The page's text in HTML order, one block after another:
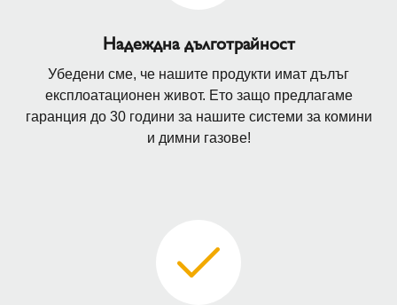
Надеждна дълготрайност
Убедени сме, че нашите продукти имат дълъг
експлоатационен живот. Ето защо предлагаме
гаранция до 30 години за нашите системи за комини
и димни газове!